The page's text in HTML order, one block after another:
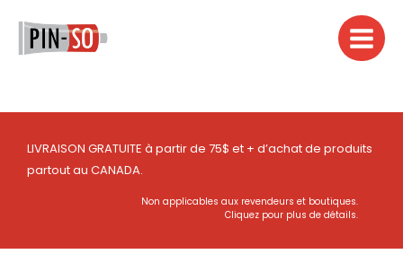
contenu
LIVRAISON GRATUITE à partir de 75$ et + d’achat de produits
partout au CANADA.
Non applicables aux revendeurs et boutiques.
Cliquez pour plus de détails.